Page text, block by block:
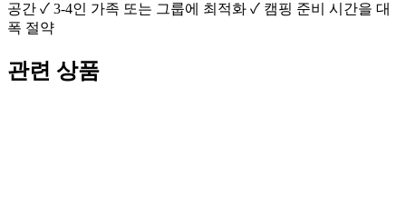
공간 ✓ 3-4인 가족 또는 그룹에 최적화 ✓ 캠핑 준비 시간을 대
폭 절약
관련 상품